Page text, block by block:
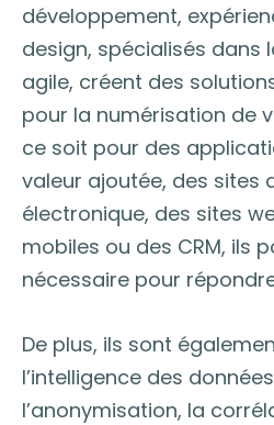
développement,
design, spécialisés dans
agile, créent des
pour la numérisation de
ce soit pour des
valeur ajoutée, des sites
électronique, des sites
mobiles ou des CRM, ils
nécessaire pour
De plus, ils sont
l’intelligence des
l’anonymisation, la